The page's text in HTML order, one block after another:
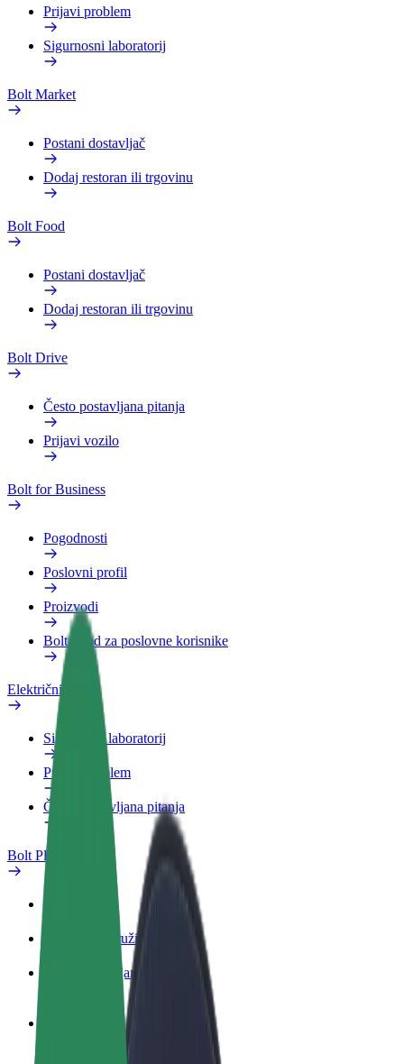
Prijavi problem
Sigurnosni laboratorij
Bolt Market
Postani dostavljač
Dodaj restoran ili trgovinu
Bolt Food
Postani dostavljač
Dodaj restoran ili trgovinu
Bolt Drive
Često postavljana pitanja
Prijavi vozilo
Bolt for Business
Pogodnosti
Poslovni profil
Proizvodi
Bolt Food za poslovne korisnike
Električni bicikli
Sigurnosni laboratorij
Prijavi problem
Često postavljana pitanja
Bolt Plus
Kako se pridružiti
Često postavljana pitanja
Zarađuj po vlastitim uvjetima